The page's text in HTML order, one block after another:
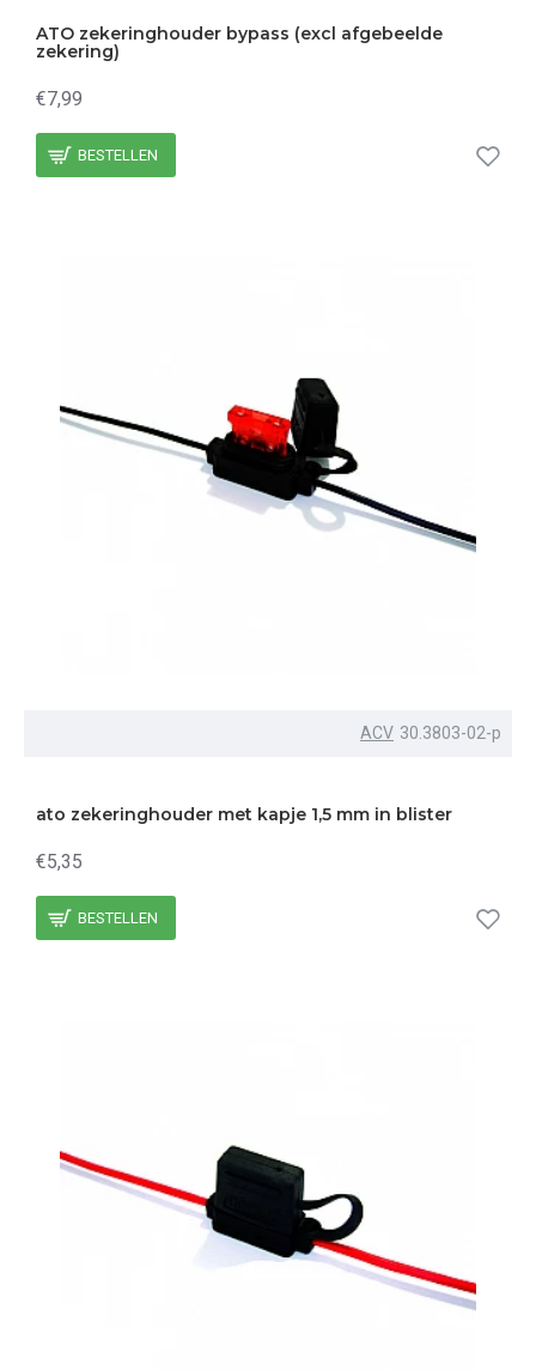
ATO zekeringhouder bypass (excl afgebeelde
zekering)
€7,99
BESTELLEN
ACV 30.3803-02-p
ato zekeringhouder met kapje 1,5 mm in blister
€5,35
BESTELLEN